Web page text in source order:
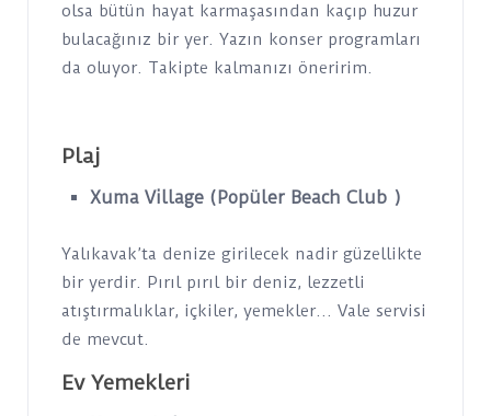
olsa bütün hayat karmaşasından kaçıp huzur
bulacağınız bir yer. Yazın konser programları
da oluyor. Takipte kalmanızı öneririm.
Plaj
Xuma Village (Popüler Beach Club )
Yalıkavak’ta denize girilecek nadir güzellikte
bir yerdir. Pırıl pırıl bir deniz, lezzetli
atıştırmalıklar, içkiler, yemekler… Vale servisi
de mevcut.
Ev Yemekleri